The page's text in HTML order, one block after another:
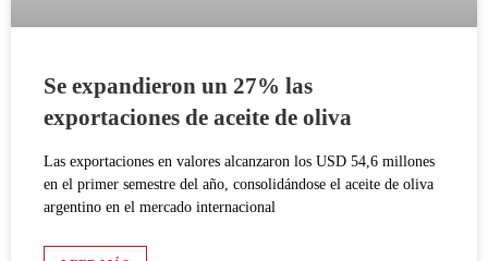
Se expandieron un 27% las
exportaciones de aceite de oliva
Las exportaciones en valores alcanzaron los USD 54,6 millones
en el primer semestre del año, consolidándose el aceite de oliva
argentino en el mercado internacional